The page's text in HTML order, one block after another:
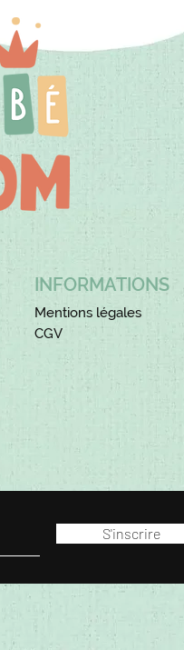
INFORMATIONS
Mentions légales
CGV
S'inscrire